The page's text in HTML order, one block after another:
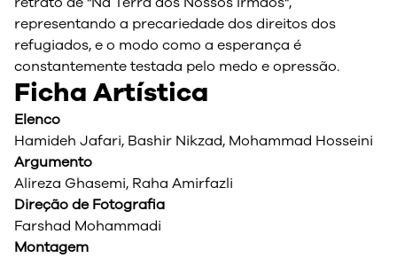
representando a precariedade dos direitos dos
refugiados, e o modo como a esperança é
constantemente testada pelo medo e opressão.
Ficha Artística
Elenco
Hamideh Jafari, Bashir Nikzad, Mohammad Hosseini
Argumento
Alireza Ghasemi, Raha Amirfazli
Direção de Fotografia
Farshad Mohammadi
Montagem